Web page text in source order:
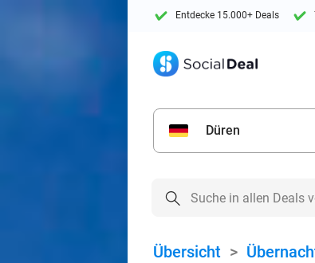
Entdecke 15.000+ Deals
Düren
Übersicht >